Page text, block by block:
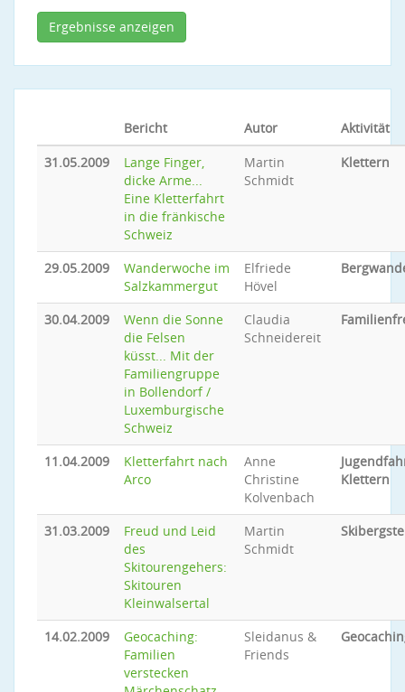
Bericht Autor
Aktivität
31.05.2009
Lange Finger,
dicke Arme...
Eine Kletterfahrt
in die fränkische
Schweiz
Martin
Schmidt
Klettern
29.05.2009
Wanderwoche im
Salzkammergut
Elfriede
Hövel
30.04.2009
Wenn die Sonne
die Felsen
küsst... Mit der
Familiengruppe
in Bollendorf /
Luxemburgische
Schweiz
Claudia
Schneidereit
11.04.2009
Kletterfahrt nach
Arco
Anne
Christine
Kolvenbach
Klettern
31.03.2009
Freud und Leid
des
Skitourengehers:
Skitouren
Kleinwalsertal
Martin
Schmidt
14.02.2009
Geocaching:
Familien
verstecken
Sleidanus &
Friends